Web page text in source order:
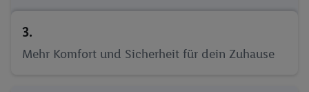
3.
Mehr Komfort und Sicherheit für dein Zuhause